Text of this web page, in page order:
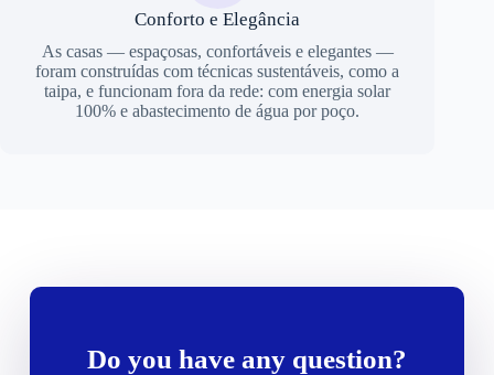
Conforto e Elegância
As casas — espaçosas, confortáveis e elegantes —
foram construídas com técnicas sustentáveis, como a
taipa, e funcionam fora da rede: com energia solar
100% e abastecimento de água por poço.
Do you have any question?